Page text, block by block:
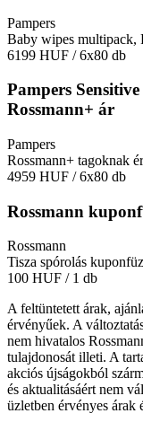
Pampers
Baby wipes multipack,
6199 HUF / 6x80 db
Pampers
Rossmann+ ár
Pampers
Rossmann+ tagoknak
4959 HUF / 6x80 db
Rossmann
Rossmann
Tisza spórolás
100 HUF / 1 db
A feltüntetett árak,
érvényűek. A
nem hivatalos
tulajdonosát illeti. A
akciós újságokból
és aktualitásáért nem
üzletben érvényes árak